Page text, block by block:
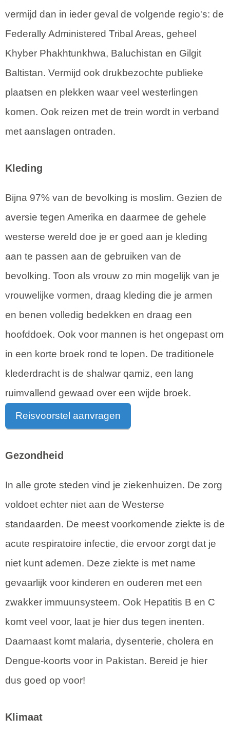
vermijd dan in ieder geval de volgende regio's: de
Federally Administered Tribal Areas, geheel
Khyber Phakhtunkhwa, Baluchistan en Gilgit
Baltistan. Vermijd ook drukbezochte publieke
plaatsen en plekken waar veel westerlingen
komen. Ook reizen met de trein wordt in verband
met aanslagen ontraden.
Kleding
Bijna 97% van de bevolking is moslim. Gezien de
aversie tegen Amerika en daarmee de gehele
westerse wereld doe je er goed aan je kleding
aan te passen aan de gebruiken van de
bevolking. Toon als vrouw zo min mogelijk van je
vrouwelijke vormen, draag kleding die je armen
en benen volledig bedekken en draag een
hoofddoek. Ook voor mannen is het ongepast om
in een korte broek rond te lopen. De traditionele
klederdracht is de shalwar qamiz, een lang
ruimvallend gewaad over een wijde broek.
Reisvoorstel aanvragen
Gezondheid
In alle grote steden vind je ziekenhuizen. De zorg
voldoet echter niet aan de Westerse
standaarden. De meest voorkomende ziekte is de
acute respiratoire infectie, die ervoor zorgt dat je
niet kunt ademen. Deze ziekte is met name
gevaarlijk voor kinderen en ouderen met een
zwakker immuunsysteem. Ook Hepatitis B en C
komt veel voor, laat je hier dus tegen inenten.
Daarnaast komt malaria, dysenterie, cholera en
Dengue-koorts voor in Pakistan. Bereid je hier
dus goed op voor!
Klimaat